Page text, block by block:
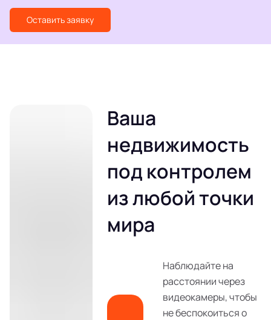
Оставить заявку
Ваша
недвижимость
под контролем
из любой точки
мира
Наблюдайте на
расстоянии через
видеокамеры, чтобы
не беспокоиться о